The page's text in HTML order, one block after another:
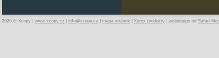
2026 © Xcopy | www.xcopy.cz info@xcopy.cz mapa stránek Xerox produkty | webdesign od Safari